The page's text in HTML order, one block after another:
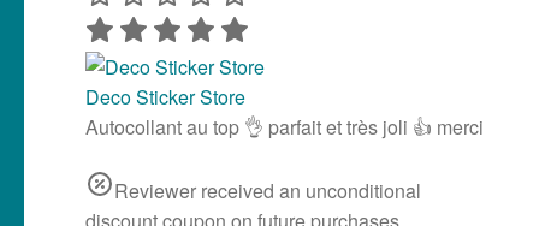
Deco Sticker Store
Autocollant au top 👌 parfait et très joli 👍 merci
Reviewer received an unconditional